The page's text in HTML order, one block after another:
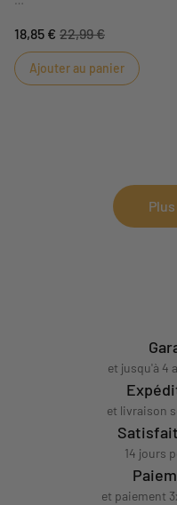
couleurs du thème
18,85 € 22,99 €
Ajouter au panier
et jusqu'à 4
et livraison
14 jours
et paiement